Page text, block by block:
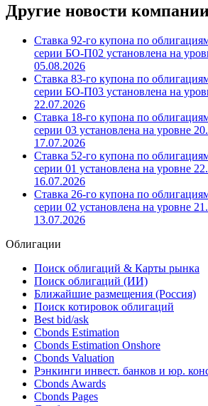
Другие новости
Ставка 92-го купона по
серии БО-П02 установлена на
05.08.2026
Ставка 83-го купона по
серии БО-П03 установлена на
22.07.2026
Ставка 18-го купона по
серии 03 установлена на уровне
17.07.2026
Ставка 52-го купона по
серии 01 установлена на уровне
16.07.2026
Ставка 26-го купона по
серии 02 установлена на уровне
13.07.2026
Облигации
Поиск облигаций & Карты рынка
Поиск облигаций (ИИ)
Ближайшие размещения (Россия)
Поиск котировок облигаций
Best bid/ask
Cbonds Estimation
Cbonds Estimation Onshore
Cbonds Valuation
Рэнкинги инвест. банков и юр.
Cbonds Awards
Cbonds Pages